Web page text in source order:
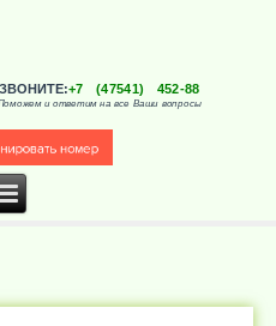
ЗВОНИТЕ:+7 (47541) 452-88
и ответим на все Ваши вопросы